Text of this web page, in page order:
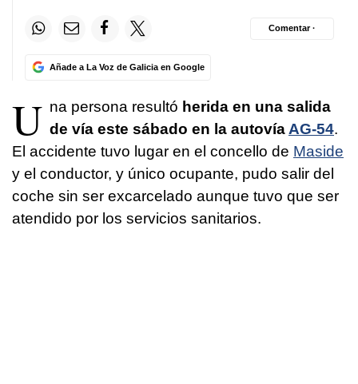
Añade a La Voz de Galicia en Google
Comentar ·
U na persona resultó herida en una salida
de vía este sábado en la autovía AG-54.
El accidente tuvo lugar en el concello de Maside
y el conductor, y único ocupante, pudo salir del
coche sin ser excarcelado aunque tuvo que ser
atendido por los servicios sanitarios.